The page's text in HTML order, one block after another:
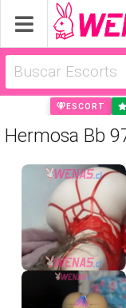
ESCORT
Hermosa Bb